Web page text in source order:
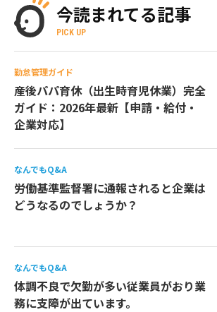
今読まれてる記事
PICK UP
勤怠管理ガイド
産後パパ育休（出生時育児休業）完全
ガイド：2026年最新【申請・給付・
企業対応】
なんでもQ&A
労働基準監督署に通報されると企業は
どうなるのでしょうか？
なんでもQ&A
体調不良で欠勤が多い従業員がおり業
務に支障が出ています。